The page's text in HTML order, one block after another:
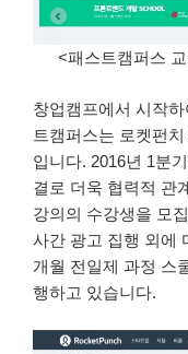
<패스트캠퍼스
창업캠프에서 시작
트캠퍼스는 로켓펀
입니다. 2016년 1분
결로 더욱 협력적 관
강의의 수강생을 모
사간 광고 집행 외에
개월 전일제 과정 스
행하고 있습니다.